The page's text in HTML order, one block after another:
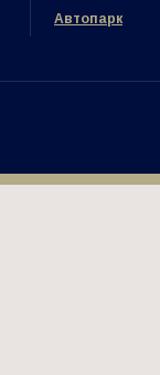
Автопарк